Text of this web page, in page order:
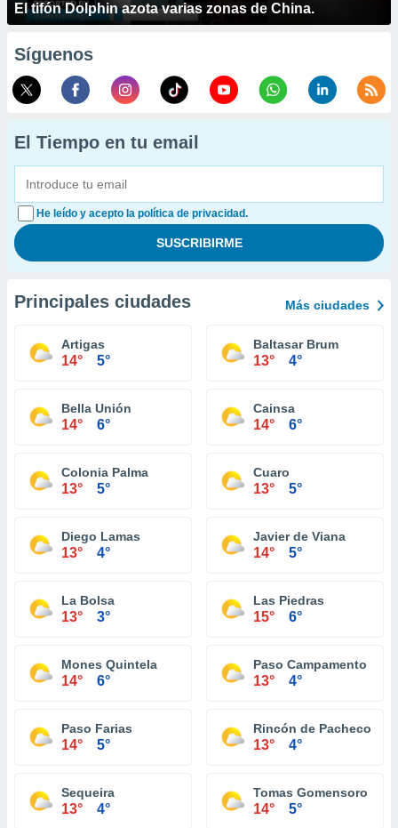
El tifón Dolphin azota varias zonas de China.
Síguenos
El Tiempo en tu email
He leído y acepto la política de privacidad.
Principales ciudades Más ciudades
Artigas
14° 5°
Baltasar Brum
13° 4°
Bella Unión
14° 6°
Cainsa
14° 6°
Colonia Palma
13° 5°
Cuaro
13° 5°
Diego Lamas
13° 4°
Javier de Viana
14° 5°
La Bolsa
13° 3°
Las Piedras
15° 6°
Mones Quintela
14° 6°
Paso Campamento
13° 4°
Paso Farias
14° 5°
Rincón de Pacheco
13° 4°
Sequeira
13° 4°
Tomas Gomensoro
14° 5°